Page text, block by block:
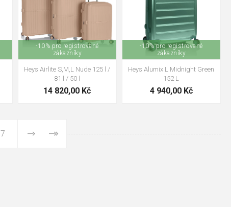
-10% pro registrované
zákazníky
Heys Airlite S,M,L Nude 125 l /
81 l / 50 l
14 820,00 Kč
-10% pro registrované
zákazníky
Heys Alumix L Midnight Green
152 L
4 940,00 Kč
7